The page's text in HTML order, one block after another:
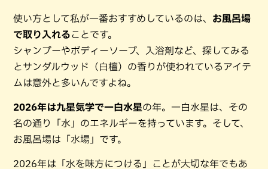
使い方として私が一番おすすめしているのは、 お風呂場
で取り入れることです。
シャンプーやボディーソープ、入浴剤など、探してみる
とサンダルウッド（白檀）の香りが使われているアイテ
ムは意外と多いんですよね。
2026年は九星気学で一白水星の年。一白水星は、その
名の通り「水」のエネルギーを持っています。そして、
お風呂場は「水場」です。
2026年は「水を味方につける」ことが大切な年でもあ